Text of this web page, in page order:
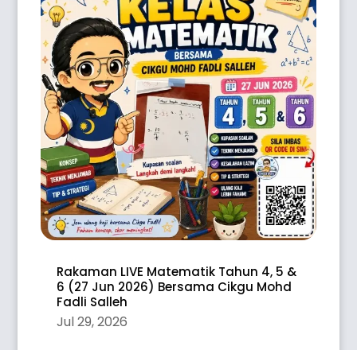
Rakaman LIVE Matematik Tahun 4, 5 &
6 (27 Jun 2026) Bersama Cikgu Mohd
Fadli Salleh
Jul 29, 2026